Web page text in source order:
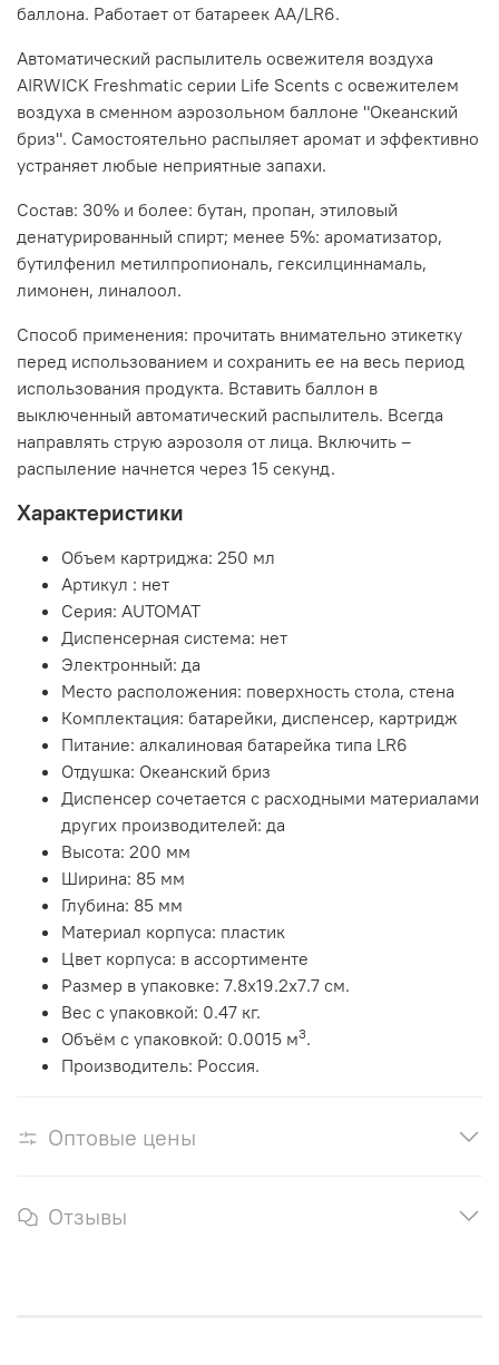
баллона. Работает от батареек АА/LR6.
Автоматический распылитель освежителя воздуха
AIRWICK Freshmatic серии Life Scents с освежителем
воздуха в сменном аэрозольном баллоне "Океанский
бриз". Самостоятельно распыляет аромат и эффективно
устраняет любые неприятные запахи.
Состав: 30% и более: бутан, пропан, этиловый
денатурированный спирт; менее 5%: ароматизатор,
бутилфенил метилпропиональ, гексилциннамаль,
лимонен, линалоол.
Способ применения: прочитать внимательно этикетку
перед использованием и сохранить ее на весь период
использования продукта. Вставить баллон в
выключенный автоматический распылитель. Всегда
направлять струю аэрозоля от лица. Включить –
распыление начнется через 15 секунд.
Характеристики
Объем картриджа: 250 мл
Артикул : нет
Серия: AUTOMAT
Диспенсерная система: нет
Электронный: да
Место расположения: поверхность стола, стена
Комплектация: батарейки, диспенсер, картридж
Питание: алкалиновая батарейка типа LR6
Отдушка: Океанский бриз
Диспенсер сочетается с расходными материалами
других производителей: да
Высота: 200 мм
Ширина: 85 мм
Глубина: 85 мм
Материал корпуса: пластик
Цвет корпуса: в ассортименте
Размер в упаковке: 7.8x19.2x7.7 см.
Вес с упаковкой: 0.47 кг.
Объём с упаковкой: 0.0015 м3.
Производитель: Россия.
Оптовые цены
Отзывы